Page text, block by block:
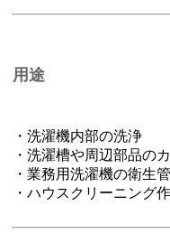
用途
・洗濯機内部の洗浄
・洗濯槽や周辺部品の
・業務用洗濯機の衛生
・ハウスクリーニング